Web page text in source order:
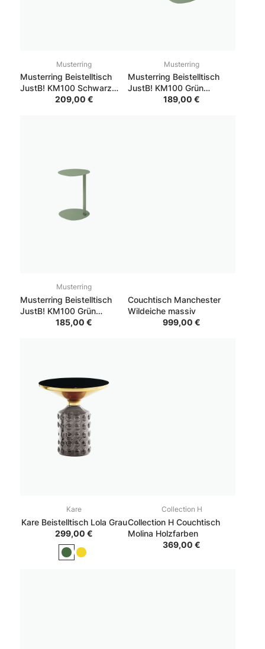
Musterring
Musterring Beistelltisch
JustB! KM100 Schwarz
20.3*20.3*39
209,00 €
Musterring
Musterring Beistelltisch
JustB! KM100 Grün
36.2*38.4*60
189,00 €
Musterring
Musterring Beistelltisch
JustB! KM100 Grün
36.2*38.4*50
185,00 €
Couchtisch Manchester
Wildeiche massiv
999,00 €
Kare
Kare Beistelltisch Lola Grau
299,00 €
Collection H
Collection H Couchtisch
Molina Holzfarben
369,00 €